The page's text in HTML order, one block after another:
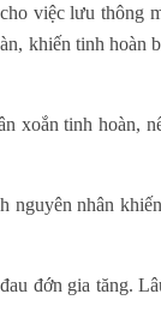
việc lưu thông
khiến tinh hoàn
xoắn tinh hoàn,
nguyên nhân
đớn gia tăng.